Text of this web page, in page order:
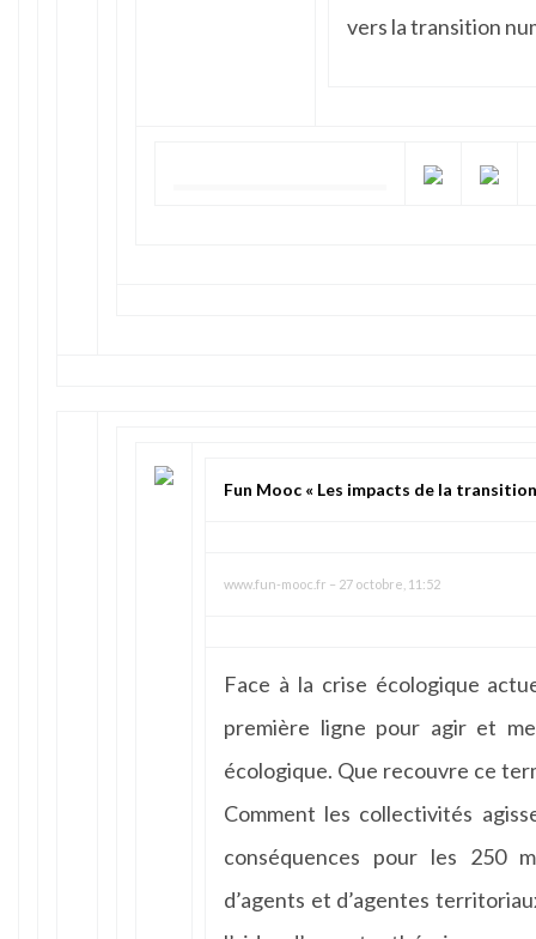
vers la transition
Fun Mooc « Les impacts de la
www.fun-mooc.fr – 27 octobre, 11:52
Face à la crise écologique
première ligne pour agir et
écologique. Que recouvre ce
Comment les collectivités
conséquences pour les 250
d’agents et d’agentes